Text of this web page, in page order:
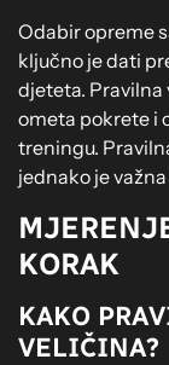
Odabir opreme
ključno je dati
djeteta. Pravilna
ometa pokrete i
treningu.
jednako je
KORAK
KAKO
VELIČINA?